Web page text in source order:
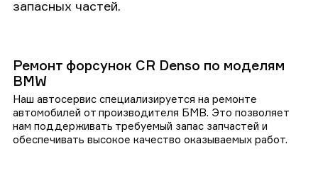
запасных частей.
Ремонт форсунок CR Denso по моделям
BMW
Наш автосервис специализируется на ремонте
автомобилей от производителя БМВ. Это позволяет
нам поддерживать требуемый запас запчастей и
обеспечивать высокое качество оказываемых работ.